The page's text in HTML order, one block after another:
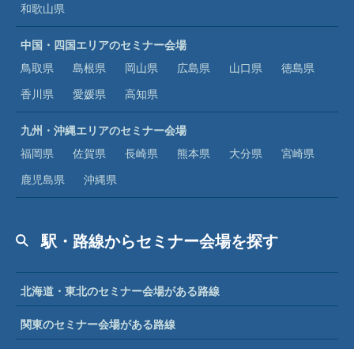
和歌山県
中国・四国エリアのセミナー会場
鳥取県
島根県 岡山県 広島県 山口県
徳島県
香川県
愛媛県 高知県
九州・沖縄エリアのセミナー会場
福岡県
佐賀県 長崎県 熊本県 大分県
宮崎県
鹿児島県
沖縄県
駅・路線からセミナー会場を探す
北海道・東北のセミナー会場がある路線
関東のセミナー会場がある路線